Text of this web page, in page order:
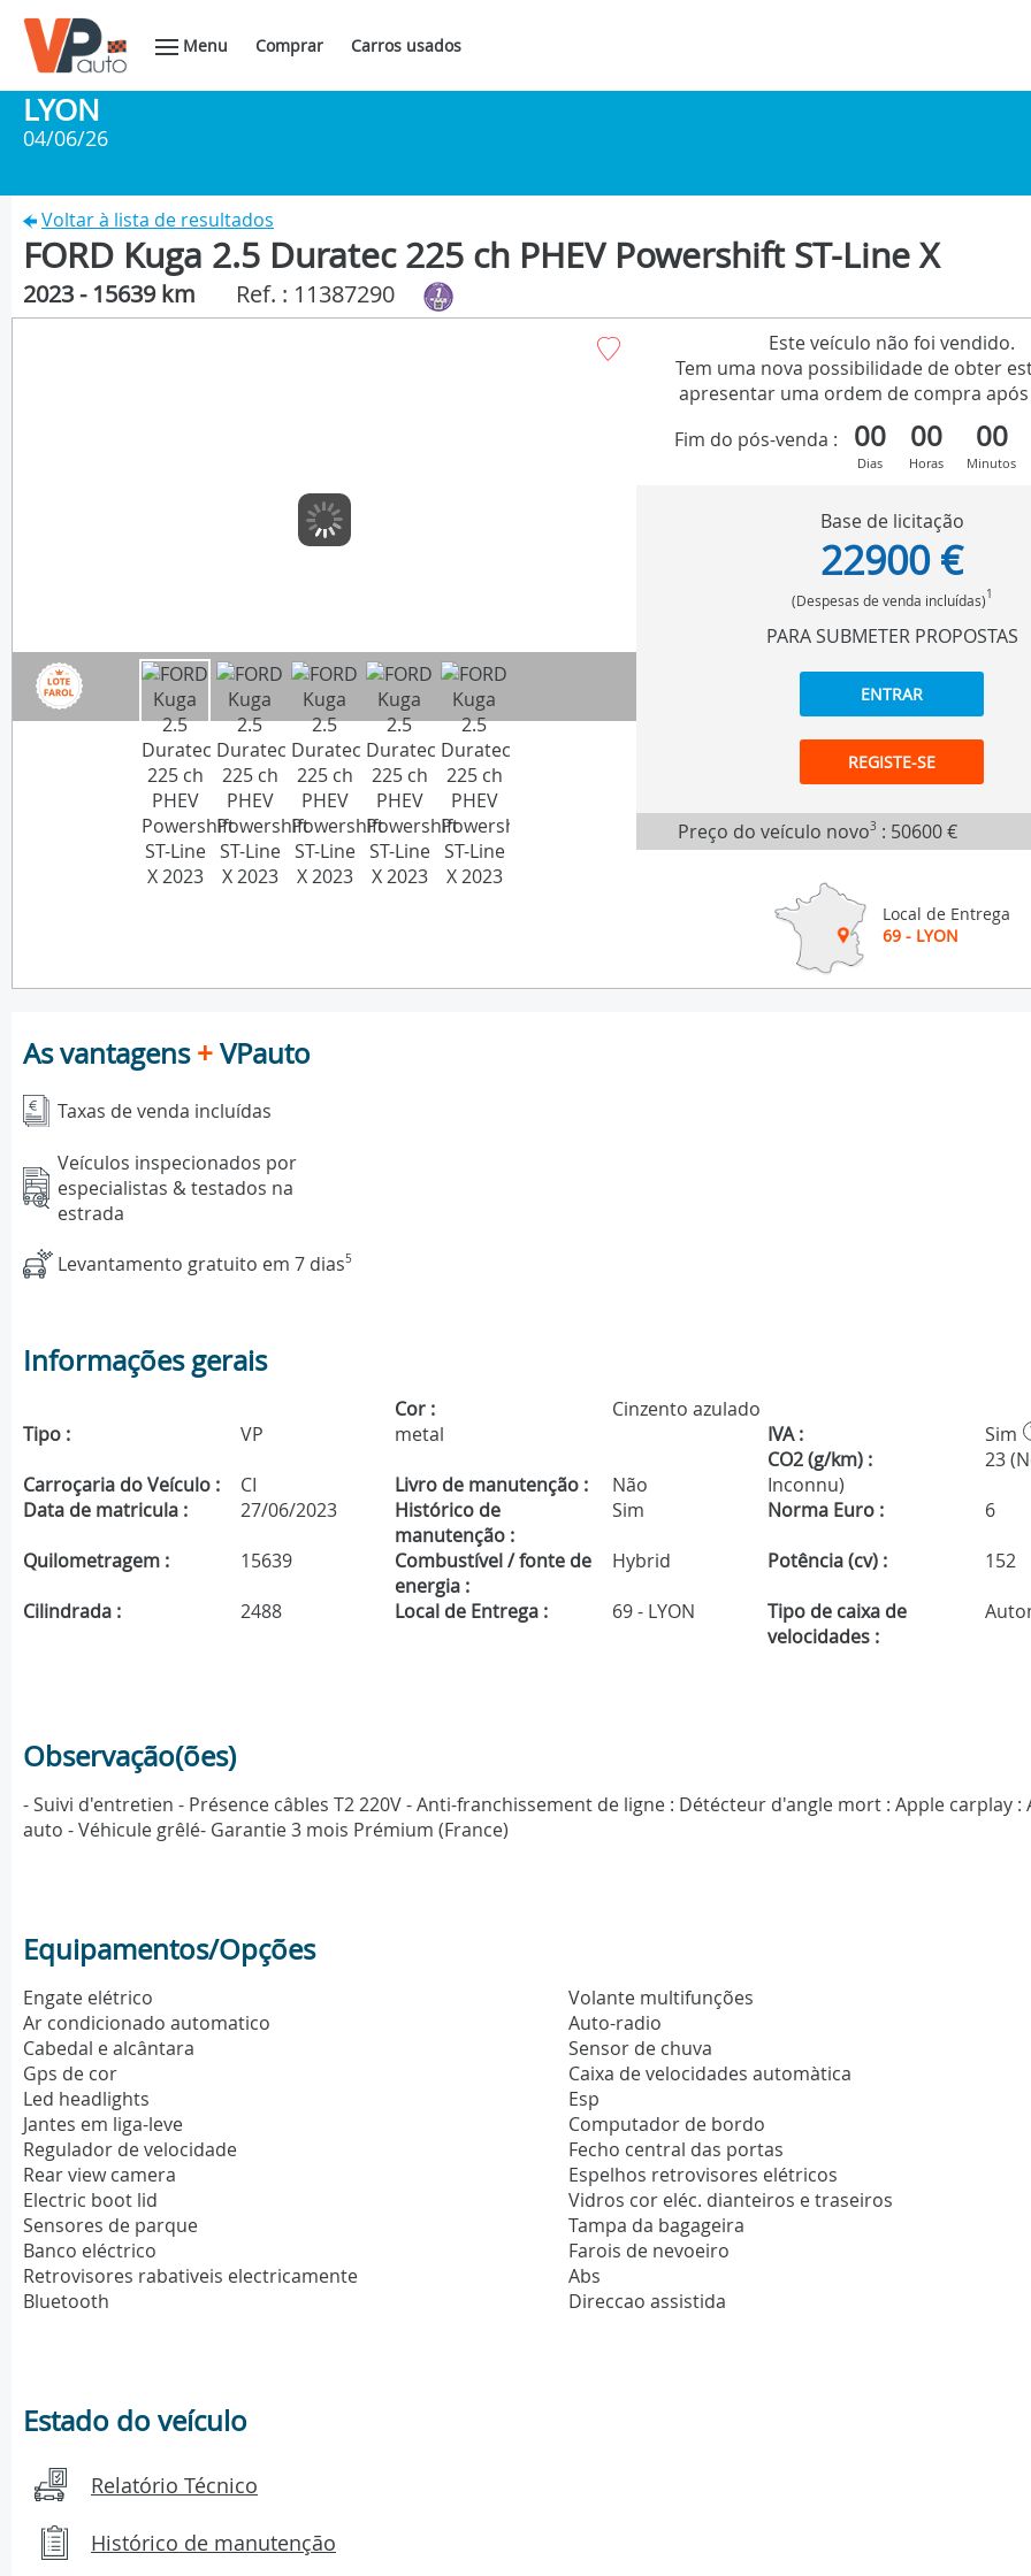
Menu Comprar Carros usados
LYON
04/06/26
Voltar à lista de resultados
FORD Kuga 2.5 Duratec 225 ch PHEV Powershift ST-Line X
2023 - 15639 km Ref. : 11387290
Este veículo não foi vendido.
Tem uma nova possibilidade de obter
apresentar uma ordem de compra após
Fim do pós-venda :
00
Dias
00
Horas
00
Minutos
Base de licitação
22900 €
(Despesas de venda incluídas)1
PARA SUBMETER PROPOSTAS
ENTRAR
REGISTE-SE
Preço do veículo novo3 : 50600 €
Local de Entrega
69 - LYON
As vantagens+VPauto
Taxas de venda incluídas
Veículos inspecionados por
especialistas & testados na
estrada
Levantamento gratuito em 7 dias5
Informações gerais
Tipo : VP
Cor :
Cinzento azulado
metal
IVA : Sim
Carroçaria do Veículo : CI Livro de manutenção : Não
CO2 (g/km) :
23
Inconnu)
Data de matricula :
27/06/2023
Histórico de
manutenção :
Sim Norma Euro :
6
Quilometragem :
15639
Combustível / fonte de
energia :
Hybrid Potência (cv) :
152
Cilindrada :
2488 Local de Entrega : 69 - LYON
Tipo de caixa de
velocidades :
Observação(ões)
- Suivi d'entretien - Présence câbles T2 220V - Anti-franchissement de ligne : Détécteur d'angle mort : Apple carplay :
auto - Véhicule grêlé- Garantie 3 mois Prémium (France)
Equipamentos/Opções
Engate elétrico
Ar condicionado automatico
Cabedal e alcântara
Gps de cor
Led headlights
Jantes em liga-leve
Regulador de velocidade
Rear view camera
Electric boot lid
Sensores de parque
Banco eléctrico
Retrovisores rabativeis electricamente
Bluetooth
Volante multifunções
Auto-radio
Sensor de chuva
Caixa de velocidades automàtica
Esp
Computador de bordo
Fecho central das portas
Espelhos retrovisores elétricos
Vidros cor eléc. dianteiros e traseiros
Tampa da bagageira
Farois de nevoeiro
Abs
Direccao assistida
Estado do veículo
Relatório Técnico
Histórico de manutenção